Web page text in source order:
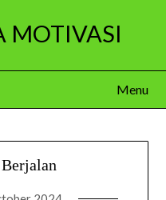
MOTIVASI
Menu